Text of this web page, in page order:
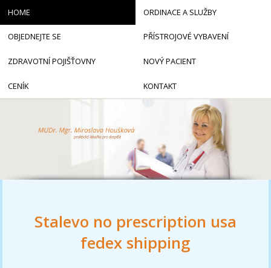
Stalevo no prescription usa
fedex shipping
HOME ORDINACE A SLUŽBY
OBJEDNEJTE SE PŘÍSTROJOVÉ VYBAVENÍ
ZDRAVOTNÍ POJIŠŤOVNY NOVÝ PACIENT
CENÍK KONTAKT